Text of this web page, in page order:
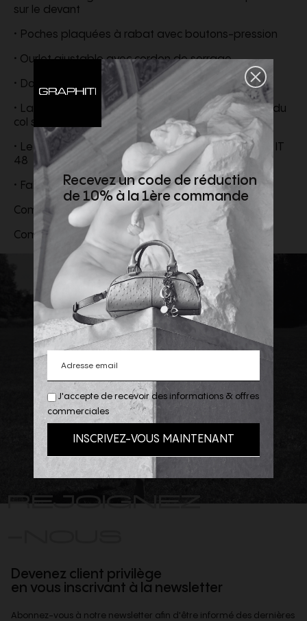
sur le devant
• Poches plaquées à rabat avec boutons-pression
• Ourlet ajustable avec cordon de serrage
• Doublé
• La pièce mesure 72 cm depuis la couture arrière du
col sur une taille IT 48
• Le mannequin mesure 185 cm et porte une taille IT
48
• Fabriqué en Italie
Composition externe : 100% Polyester
Composition interne : 100% Polyamide
REJOIGNEZ
Devenez client privilège
en vous inscrivant à la newsletter
Abonnez-vous à notre newsletter afin d'être informé des dernières
J'accepte de recevoir des informations & offres
commerciales
Recevez un code de réduction
de 10% à la 1ère commande